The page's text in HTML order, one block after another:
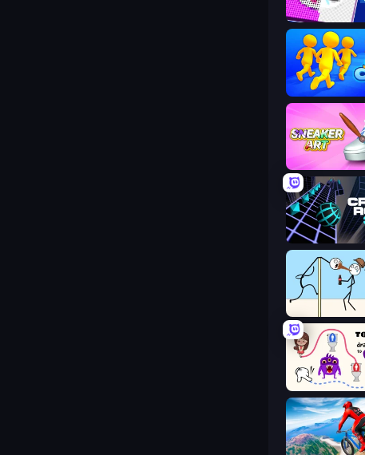
Join Clash 3D
Sneaker Art
Crazy Roll 3D
Gomu Goman